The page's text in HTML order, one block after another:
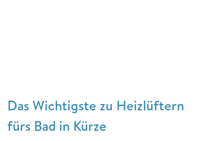
Das Wichtigste zu Heizlüftern
fürs Bad in Kürze